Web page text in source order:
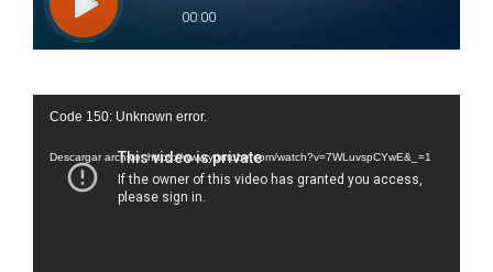
Reproductor
vídeo
Code 150: Unknown error.
Descargar archivo: https://www.youtube.com/watch?v=7WLuvspCYwE&_=1